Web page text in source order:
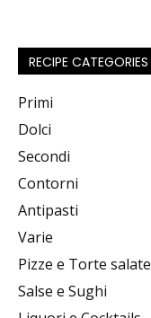
RECIPE CATEGORIES
Primi
Dolci
Secondi
Contorni
Antipasti
Varie
Pizze e Torte salate
Salse e Sughi